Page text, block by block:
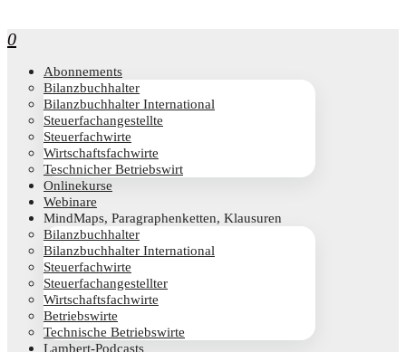
0
Abon­ne­ments
Bilanz­buch­hal­ter
Bilanz­buch­hal­ter International
Steu­er­fach­an­ge­stell­te
Steu­er­fach­wir­te
Wirt­schafts­fach­wir­te
Teschni­cher Betriebswirt
Online­kur­se
Web­i­na­re
Mind­Maps, Para­gra­phen­ket­ten, Klausuren
Bilanz­buch­hal­ter
Bilanz­buch­hal­ter International
Steu­er­fach­wir­te
Steu­er­fach­an­ge­stell­ter
Wirt­schafts­fach­wir­te
Betriebs­wir­te
Tech­ni­sche Betriebswirte
Lam­­bert-Pod­­casts